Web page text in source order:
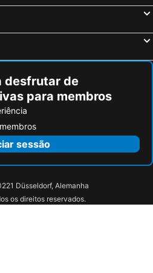
desfrutar de
para membros
sessão
Düsseldorf, Alemanha
os direitos reservados.